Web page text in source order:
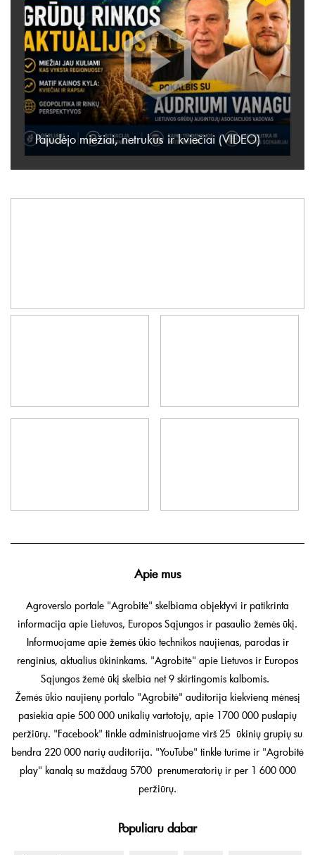
Pajudėjo miežiai, netrukus ir kviečiai (VIDEO)
Apie mus
Agroverslo portale "Agrobitė" skelbiama objektyvi ir patikrinta
informacija apie Lietuvos, Europos Sąjungos ir pasaulio žemės ūkį.
Informuojame apie žemės ūkio technikos naujienas, parodas ir
renginius, aktualius ūkininkams. "Agrobitė" apie Lietuvos ir Europos
Sąjungos žemė ūkį skelbia net 9 skirtingomis kalbomis.
Žemės ūkio naujienų portalo "Agrobitė" auditorija kiekvieną mėnesį
pasiekia apie 500 000 unikalių vartotojų, apie 1700 000 puslapių
peržiūrų. "Facebook" tinkle administruojame virš 25 ūkinių grupių su
bendra 220 000 narių auditorija. "YouTube" tinkle turime ir "Agrobitė
play" kanalą su maždaug 5700 prenumeratorių ir per 1 600 000
peržiūrų.
Populiaru dabar